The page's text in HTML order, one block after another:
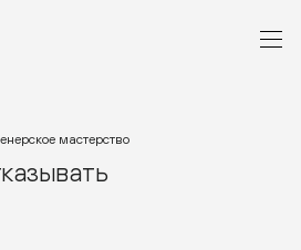
мастерство